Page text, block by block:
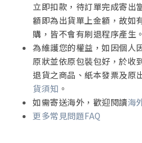
第十二計 調虎離山
初臨貴境首遭敗兵，詐敗反
章）
無賴匪徒欺侮外客，引起公
十章）
刎頸之交推心置腹，採循父
二十章）
第十三計 拋磚引玉
立即扣款，待訂單完成寄出
額即為出貨單上金額，故如
購，皆不會有刷退程序產生。
為維護您的權益，如因個人
原狀並依原包裝包好，於收
退貨之商品、紙本發票及原
貨須知 。
如需寄送海外，歡迎閱讀海
更多常見問題FAQ